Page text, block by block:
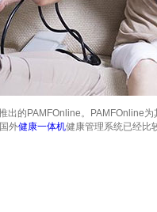
PAMFOnline。PAMFOnline
外健康一体机健康管理系统已经比